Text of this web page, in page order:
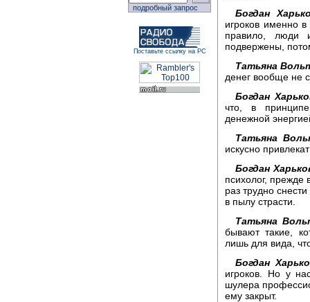
подробный запрос
Поставьте ссылку на РС
Богдан
игроков именно
правило, люди
подвержены,
Татьяна
денег вообще не
Богдан
что, в
денежной
Татьяна
искусно
Богдан
психолог, прежде
раз трудно
в пылу страсти.
Татьяна
бывают такие,
лишь для вида,
Богдан
игроков. Но у
шулера
ему закрыт.